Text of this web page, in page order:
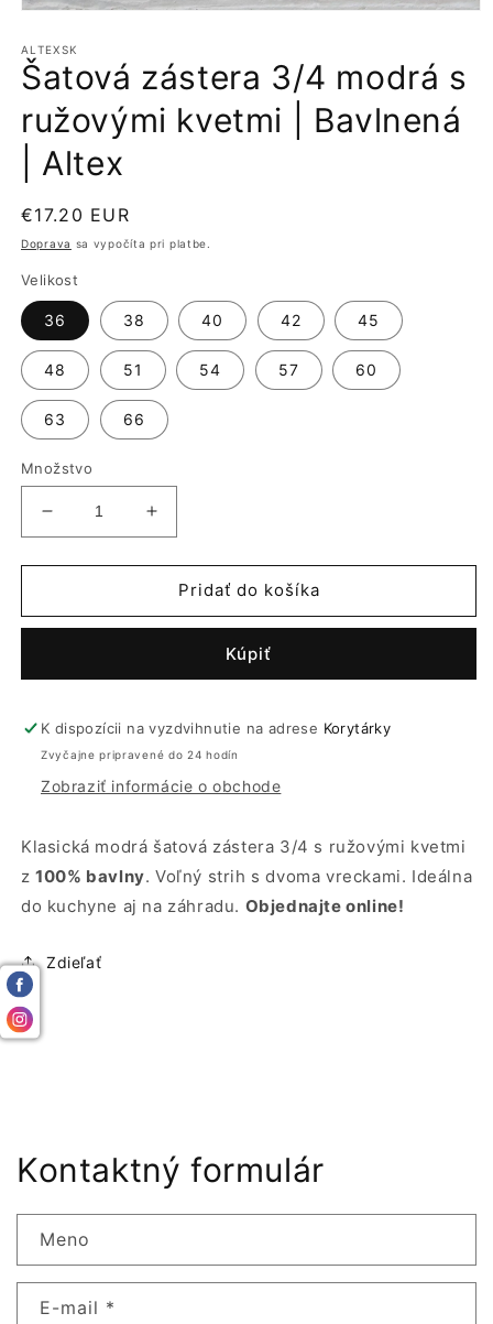
1
v
modálnom
ALTEXSK
Šatová zástera 3/4 modrá s
ružovými kvetmi | Bavlnená
| Altex
Normálna
cena
€17.20 EUR
Doprava sa vypočíta pri platbe.
Velikost
36 38 40 42 45
48 51 54 57 60
63 66
Množstvo
množstvo
pre
zástera
s
kvetmi
|
Bavlnená
|
Zvýšiť
množstvo
pre
Šatová
zástera
s
kvetmi
|
Bavlnená
|
Pridať do košíka
Kúpiť
K dispozícii na vyzdvihnutie na adrese Korytárky
Zvyčajne pripravené do 24 hodín
Zobraziť informácie o obchode
Klasická modrá šatová zástera 3/4 s ružovými kvetmi
z100% bavlny. Voľný strih s dvoma vreckami. Ideálna
do kuchyne aj na záhradu. Objednajte online!
Zdieľať
Kontaktný formulár
Meno
E-mail *